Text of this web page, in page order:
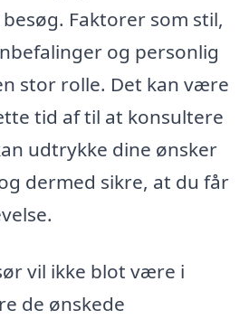
Faktorer som stil,
og personlig
stor rolle. Det kan være
tid af til at konsultere
udtrykke dine ønsker
dermed sikre, at du får
vil ikke blot være i
de ønskede